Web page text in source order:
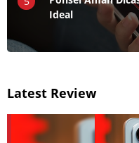
Ideal
Latest Review